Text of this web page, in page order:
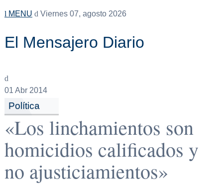
MENU Viernes 07, agosto 2026
El Mensajero Diario
01 Abr 2014
Política
«Los linchamientos son
homicidios calificados y
no ajusticiamientos»